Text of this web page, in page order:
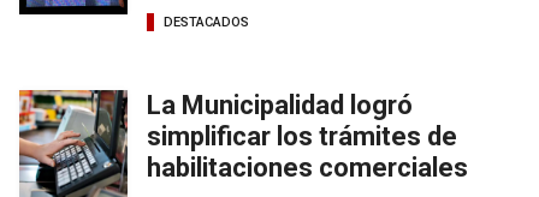
DESTACADOS
La Municipalidad logró
simplificar los trámites de
habilitaciones comerciales